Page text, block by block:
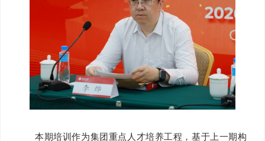
本期培训作为集团重点人才培养工程，基于上一期构